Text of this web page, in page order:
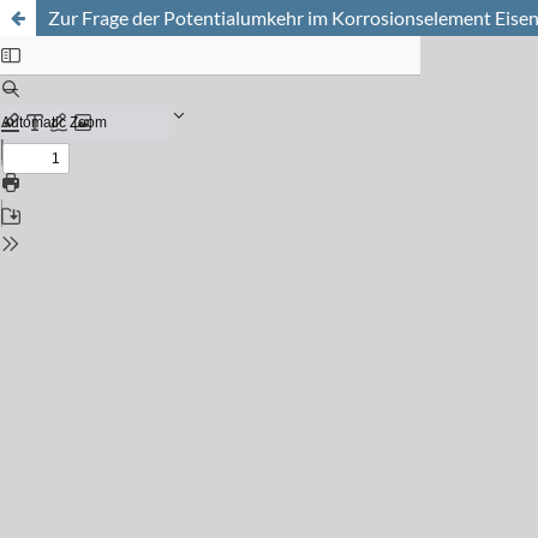
Zur Frage der Potentialumkehr im Korrosionselement